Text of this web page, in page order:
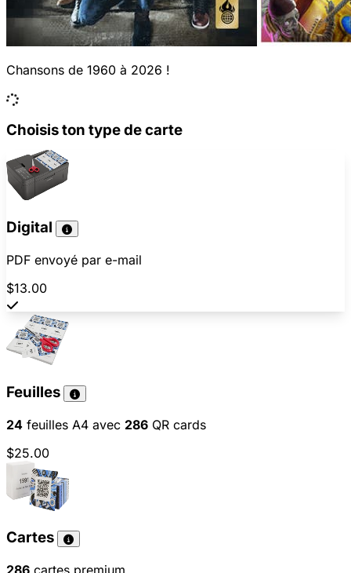
Chansons de 1960 à 2026 !
Choisis ton type de carte
Digital
PDF envoyé par e-mail
$13.00
Feuilles
24 feuilles A4 avec 286 QR cards
$25.00
Cartes